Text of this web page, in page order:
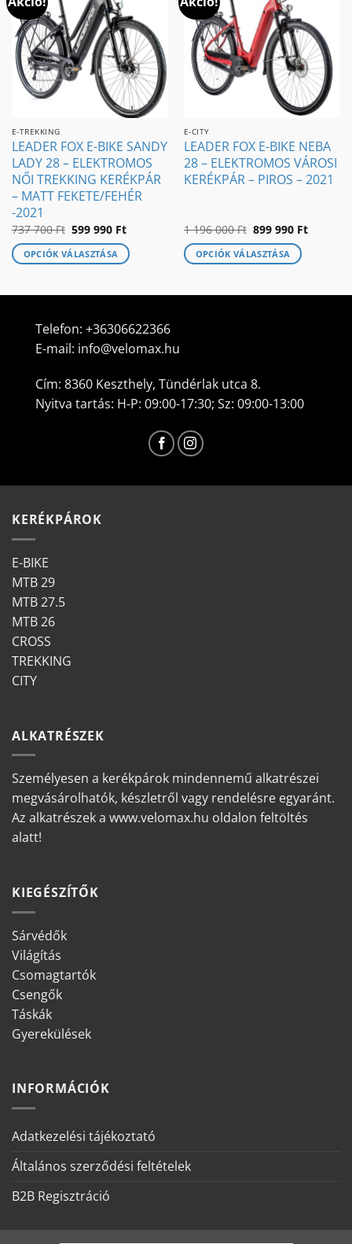
variációja
van.
A
változatok
a
termékoldalon
választhatók
variációja
van.
változatok
termékoldalon
E-TREKKING
LEADER FOX E-BIKE SANDY
LADY 28 – ELEKTROMOS
NŐI TREKKING KERÉKPÁR
– MATT FEKETE/FEHÉR
-2021
737 700Ft Original
price
was:
737
700 Ft.
599 990 FtCurrent
price
is:
599
OPCIÓK VÁLASZTÁSA
variációja
változatok
E-CITY
LEADER FOX E-BIKE NEBA
28 – ELEKTROMOS VÁROSI
KERÉKPÁR – PIROS – 2021
1 196 000Ft Original
price
was:
1
196
899 990 FtCurrent
price
OPCIÓK VÁLASZTÁSA
változatok
a
választhatók
ki
Telefon: +36306622366
E-mail: info@velomax.hu
Cím: 8360 Keszthely, Tündérlak utca 8.
Nyitva tartás: H-P: 09:00-17:30; Sz: 09:00-13:00
KERÉKPÁROK
E-BIKE
MTB 29
MTB 27.5
MTB 26
CROSS
TREKKING
CITY
ALKATRÉSZEK
Személyesen a kerékpárok mindennemű alkatrészei
megvásárolhatók, készletről vagy rendelésre egyaránt.
Az alkatrészek a www.velomax.hu oldalon feltöltés
alatt!
KIEGÉSZÍTŐK
Sárvédők
Világítás
Csomagtartók
Csengők
Táskák
Gyerekülések
INFORMÁCIÓK
Adatkezelési tájékoztató
Általános szerződési feltételek
B2B Regisztráció